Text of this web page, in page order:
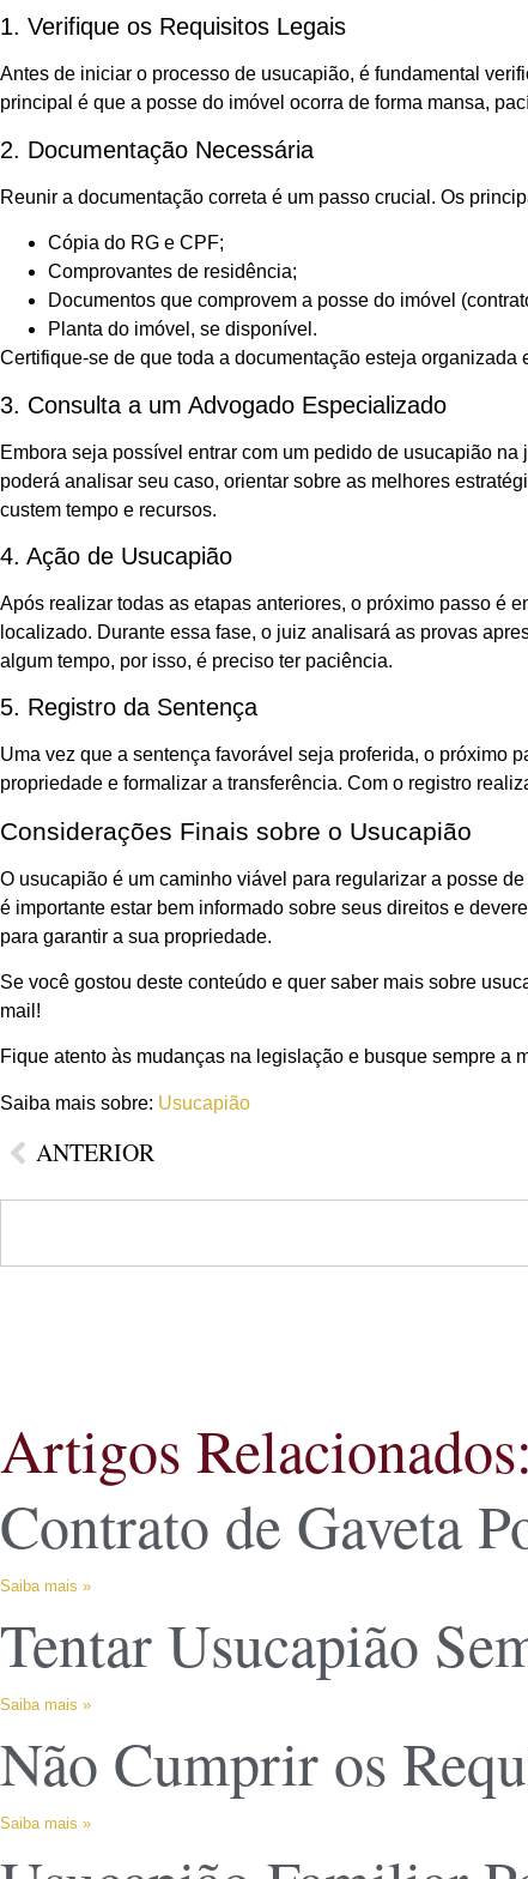
1. Verifique os Requisitos Legais
Antes de iniciar o processo de usucapião, é fundamental
principal é que a posse do imóvel ocorra de forma mansa,
2. Documentação Necessária
Reunir a documentação correta é um passo crucial. Os
Cópia do RG e CPF;
Comprovantes de residência;
Documentos que comprovem a posse do imóvel
Planta do imóvel, se disponível.
Certifique-se de que toda a documentação esteja
3. Consulta a um Advogado Especializado
Embora seja possível entrar com um pedido de usucapião
poderá analisar seu caso, orientar sobre as melhores
custem tempo e recursos.
4. Ação de Usucapião
Após realizar todas as etapas anteriores, o próximo passo é
localizado. Durante essa fase, o juiz analisará as provas
algum tempo, por isso, é preciso ter paciência.
5. Registro da Sentença
Uma vez que a sentença favorável seja proferida, o próximo
propriedade e formalizar a transferência. Com o registro
Considerações Finais sobre o Usucapião
O usucapião é um caminho viável para regularizar a posse
é importante estar bem informado sobre seus direitos e
para garantir a sua propriedade.
Se você gostou deste conteúdo e quer saber mais sobre
mail!
Fique atento às mudanças na legislação e busque sempre a
Saiba mais sobre: Usucapião
ANTERIOR
Artigos Relacionados:
Contrato de Gaveta
Saiba mais »
Tentar Usucapião
Saiba mais »
Não Cumprir os
Saiba mais »